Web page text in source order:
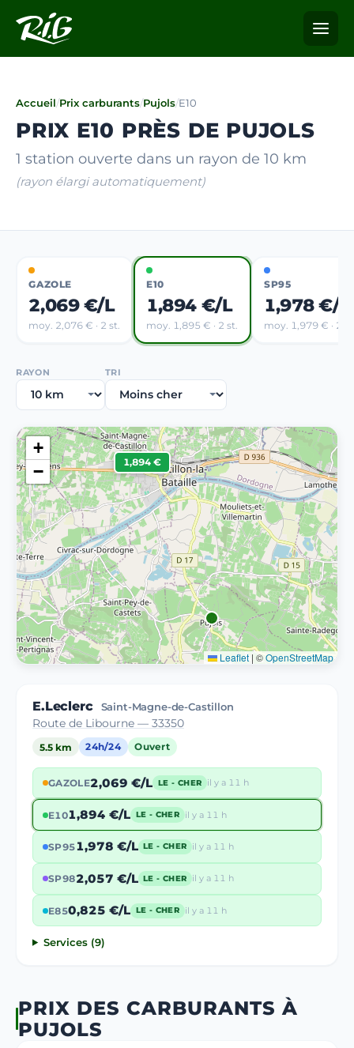
Accueil/Prix carburants/Pujols/E10
PRIX E10 PRÈS DE PUJOLS
1 station ouverte dans un rayon de 10 km
(rayon élargi automatiquement)
GAZOLE
2,069 €/L
moy. 2,076 € · 2 st.
E10
1,894 €/L
moy. 1,895 € · 2 st.
SP95
1,978 €/L
moy. 1,979 € · 2
RAYON TRI
1,894 €
+
−
Leaflet | ©OpenStreetMap
E.Leclerc Saint-Magne-de-Castillon
Route de Libourne — 33350
5.5 km 24h/24 Ouvert
GAZOLE2,069 €/L LE - CHER il y a 11 h
E101,894 €/L LE - CHER il y a 11 h
SP951,978 €/L LE - CHER il y a 11 h
SP982,057 €/L LE - CHER il y a 11 h
E850,825 €/L LE - CHER il y a 11 h
Services (9)
PRIX DES CARBURANTS À
PUJOLS